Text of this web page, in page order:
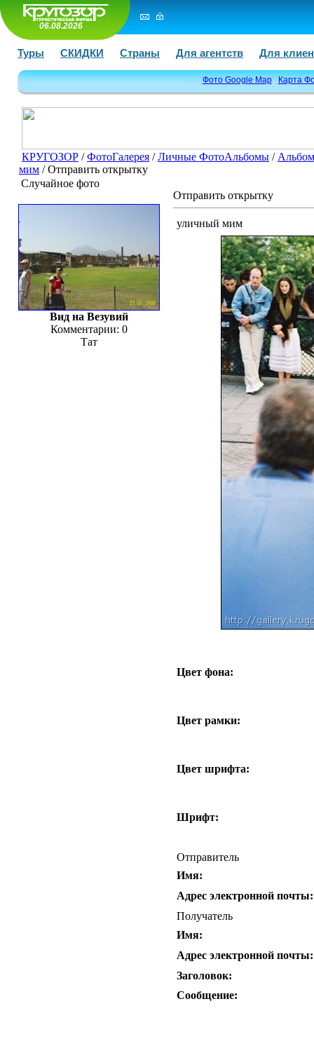
06.08.2026
Туры СКИДКИ Страны Для агентств Для
Фото Google Map Карта
КРУГОЗОР /ФотоГалерея /Личные ФотоАльбомы /
мим / Отправить открытку
Случайное фото
Вид на Везувий
Комментарии: 0
Тат
Отправить открытку
уличный мим
Цвет фона:
Цвет рамки:
Цвет шрифта:
Шрифт:
Отправитель
Имя:
Адрес электронной почты:
Получатель
Имя:
Адрес электронной почты:
Заголовок:
Сообщение: